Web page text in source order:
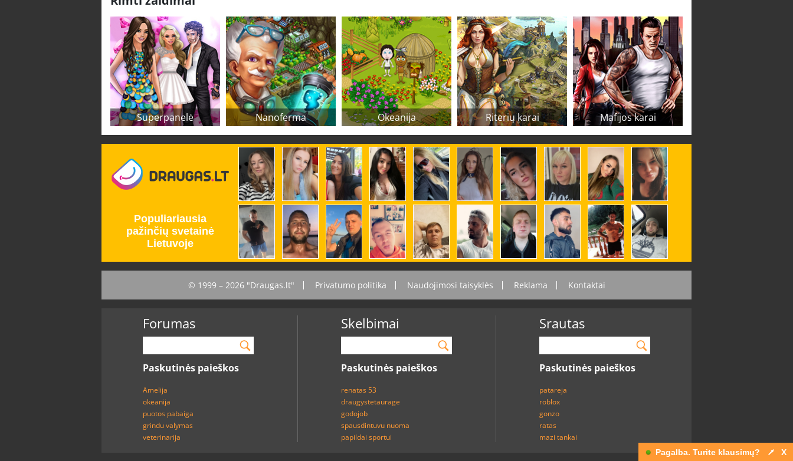
Superpanelė Nanoferma Okeanija Riterių karai Mafijos karai
© 1999 – 2026 "Draugas.lt" Privatumo politika Naudojimosi taisyklės Reklama Kontaktai
Forumas
Paskutinės paieškos
Amelija
okeanija
puotos pabaiga
grindu valymas
veterinarija
Skelbimai
Paskutinės paieškos
renatas 53
draugystetaurage
godojob
spausdintuvu nuoma
papildai sportui
Srautas
Paskutinės paieškos
patareja
roblox
gonzo
ratas
mazi tankai
Pagalba. Turite klausimų? X